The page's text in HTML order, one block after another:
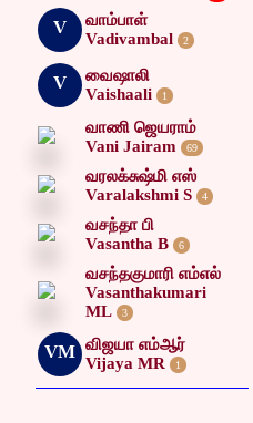
V
வாம்பாள்
Vadivambal
2
V
வைஷாலி
Vaishaali
1
வாணி ஜெயராம்
Vani Jairam
69
வரலக்சுஷ்மி எஸ்
Varalakshmi S
4
வசந்தா பி
Vasantha B
6
வசந்தகுமாரி எம்எல்
Vasanthakumari
ML
3
VM விஜயா எம்ஆர்
Vijaya MR
1